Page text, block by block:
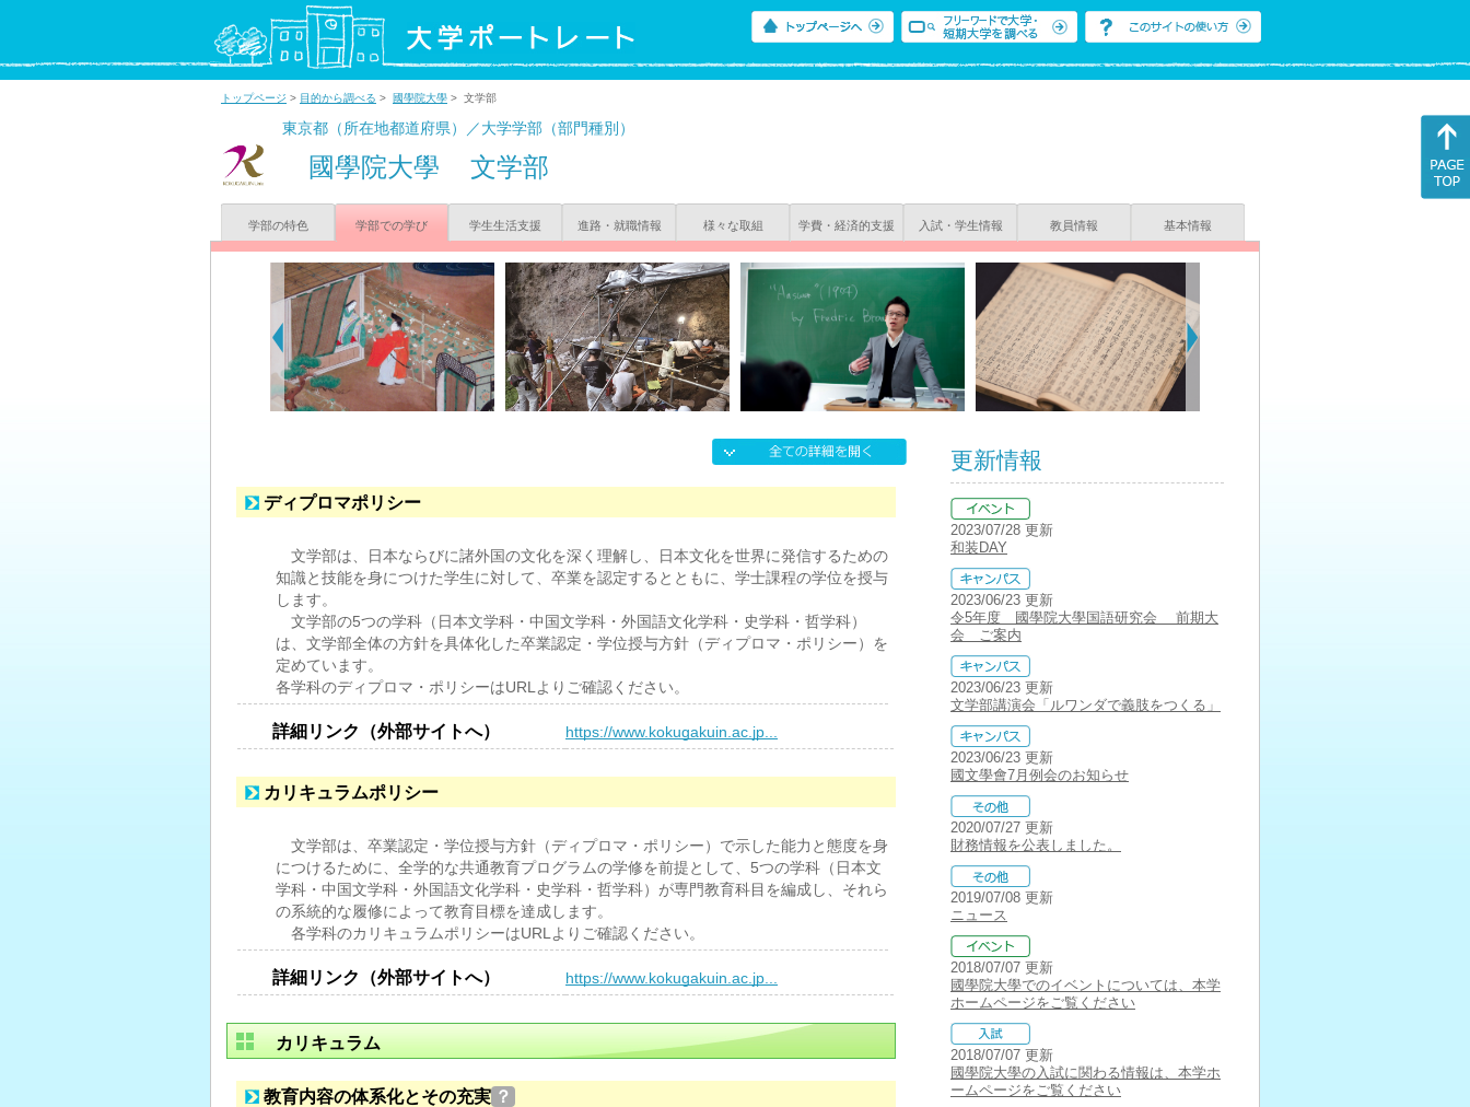
トップページ > 目的から調べる > 國學院大學 > 文学部
東京都（所在地都道府県）／大学学部（部門種別）
國學院大學 文学部
学部の特色 学部での学び 学生生活支援 進路・就職情報 様々な取組 学費・経済的支援 入試・学生情報 教員情報 基本情報
ディプロマポリシー
文学部は、日本ならびに諸外国の文化を深く理解し、日本文化を世界に発信するための
知識と技能を身につけた学生に対して、卒業を認定するとともに、学士課程の学位を授与
します。
文学部の5つの学科（日本文学科・中国文学科・外国語文化学科・史学科・哲学科）
は、文学部全体の方針を具体化した卒業認定・学位授与方針（ディプロマ・ポリシー）を
定めています。
各学科のディプロマ・ポリシーはURLよりご確認ください。
詳細リンク（外部サイトへ） https://www.kokugakuin.ac.jp...
カリキュラムポリシー
文学部は、卒業認定・学位授与方針（ディプロマ・ポリシー）で示した能力と態度を身
につけるために、全学的な共通教育プログラムの学修を前提として、5つの学科（日本文
学科・中国文学科・外国語文化学科・史学科・哲学科）が専門教育科目を編成し、それら
の系統的な履修によって教育目標を達成します。
各学科のカリキュラムポリシーはURLよりご確認ください。
詳細リンク（外部サイトへ） https://www.kokugakuin.ac.jp...
カリキュラム
教育内容の体系化とその充実 ？
更新情報
2023/07/28 更新
和装DAY
2023/06/23 更新
令5年度 國學院大學国語研究会 前期大
会 ご案内
2023/06/23 更新
文学部講演会「ルワンダで義肢をつくる」
2023/06/23 更新
國文學會7月例会のお知らせ
2020/07/27 更新
財務情報を公表しました。
2019/07/08 更新
ニュース
2018/07/07 更新
國學院大學でのイベントについては、本学
ホームページをご覧ください
2018/07/07 更新
國學院大學の入試に関わる情報は、本学ホ
ームページをご覧ください